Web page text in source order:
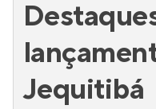
Jequitibá